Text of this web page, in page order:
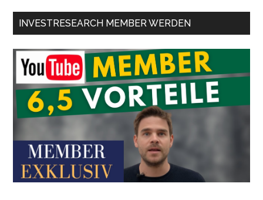
INVESTRESEARCH MEMBER WERDEN